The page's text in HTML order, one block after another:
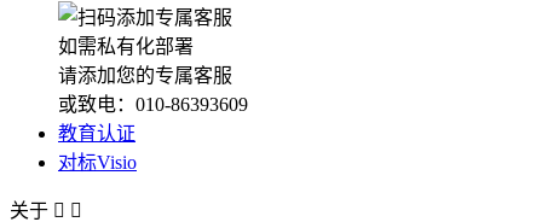
如需私有化部署
请添加您的专属客服
或致电：010-86393609
教育认证
对标Visio
关于  